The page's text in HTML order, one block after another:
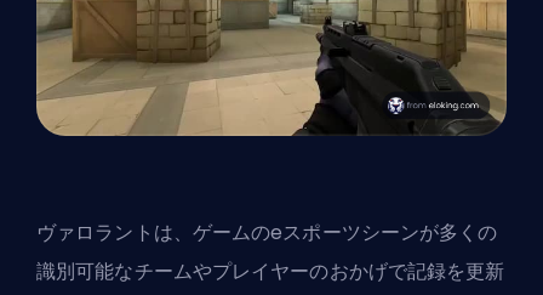
ヴァロラントは、ゲームのeスポーツシーンが多くの
識別可能なチームやプレイヤーのおかげで記録を更新